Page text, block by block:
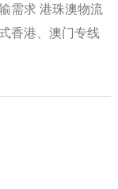
需求 港珠澳物流
香港、澳门专线